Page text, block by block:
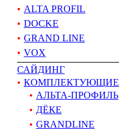
ALTA PROFIL
DOCKE
GRAND LINE
VOX
САЙДИНГ
КОМПЛЕКТУЮЩИЕ
АЛЬТА-ПРОФИЛЬ
ДЁКЕ
GRANDLINE